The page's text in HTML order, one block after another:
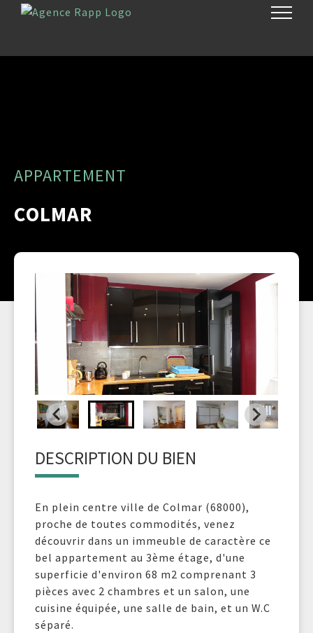
Passer
APPARTEMENT
COLMAR
DESCRIPTION DU BIEN
En plein centre ville de Colmar (68000),
proche de toutes commodités, venez
découvrir dans un immeuble de caractère ce
bel appartement au 3ème étage, d'une
superficie d'environ 68 m2 comprenant 3
pièces avec 2 chambres et un salon, une
cuisine équipée, une salle de bain, et un W.C
séparé.